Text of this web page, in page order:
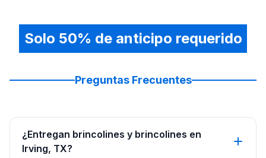
Solo 50% de anticipo requerido
Preguntas Frecuentes
¿Entregan brincolines y brincolines en
Irving, TX?